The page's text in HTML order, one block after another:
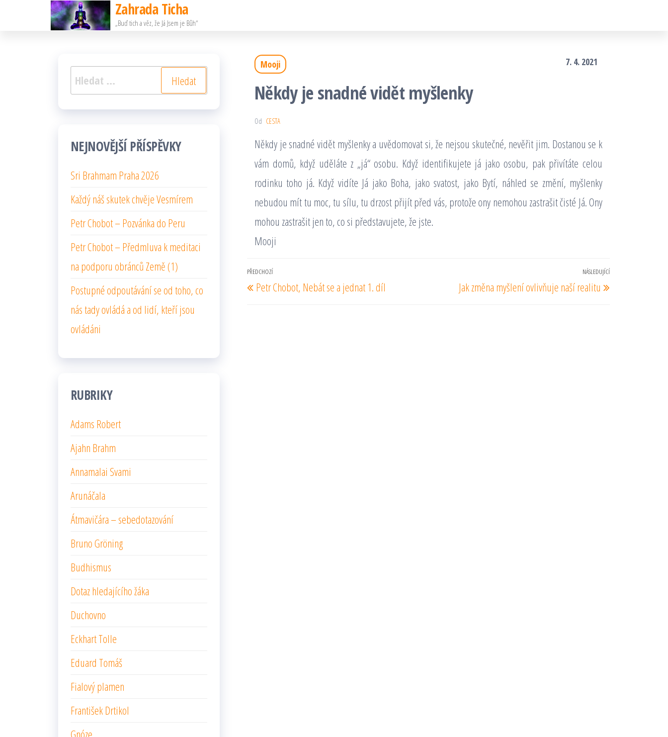
Zahrada Ticha
„Buď tich a věz, že Já Jsem je Bůh“
Mooji 7. 4. 2021
Někdy je snadné vidět myšlenky
Od CESTA
Někdy je snadné vidět myšlenky a uvědomovat si, že nejsou skutečné, nevěřit jim. Dostanou se k
vám domů, když uděláte z „já“ osobu. Když identifikujete já jako osobu, pak přivítáte celou
rodinku toho já. Když vidíte Já jako Boha, jako svatost, jako Bytí, náhled se změní, myšlenky
nebudou mít tu moc, tu sílu, tu drzost přijít před vás, protože ony nemohou zastrašit čisté Já. Ony
mohou zastrašit jen to, co si představujete, že jste.
Mooji
Navigace
pro
Předchozí
příspěvek
PŘEDCHOZÍ
Petr Chobot, Nebát se a jednat 1. díl
NÁSLEDUJÍCÍ
Jak změna myšlení ovlivňuje naší realitu
Vyhledávání
NEJNOVĚJŠÍ PŘÍSPĚVKY
Sri Brahmam Praha 2026
Každý náš skutek chvěje Vesmírem
Petr Chobot – Pozvánka do Peru
Petr Chobot – Předmluva k meditaci
na podporu obránců Země (1)
Postupné odpoutávání se od toho, co
nás tady ovládá a od lidí, kteří jsou
ovládáni
RUBRIKY
Adams Robert
Ajahn Brahm
Annamalai Svami
Arunáčala
Átmavičára – sebedotazování
Bruno Gröning
Budhismus
Dotaz hledajícího žáka
Duchovno
Eckhart Tolle
Eduard Tomáš
Fialový plamen
František Drtikol
Gnóze